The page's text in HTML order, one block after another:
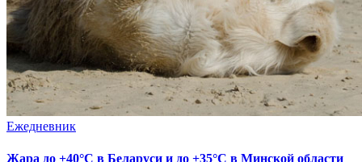
Ежедневник
Жара до +40°С в Беларуси и до +35°С в Минской области